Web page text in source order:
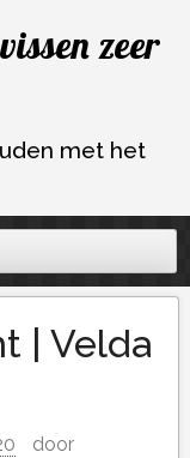
zeer
met het
| Velda
door